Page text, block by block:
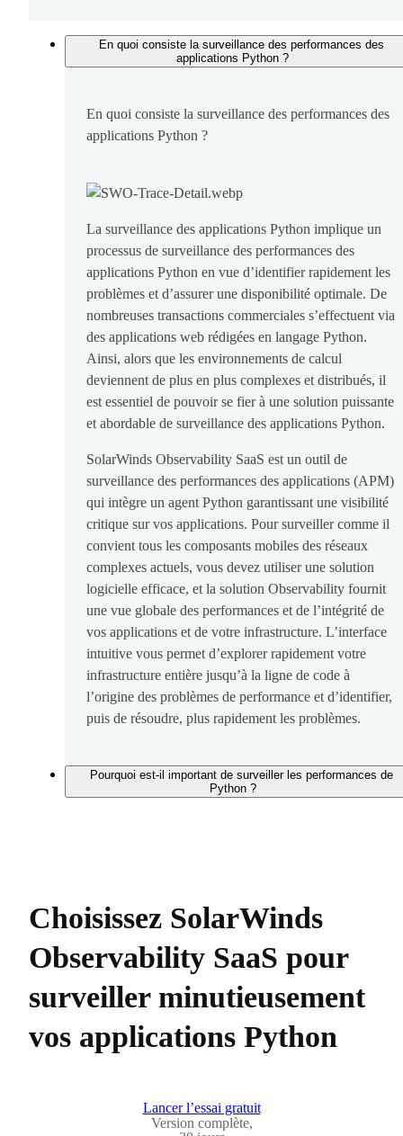
En quoi consiste la surveillance des performances des
applications Python ?
En quoi consiste la surveillance des performances des
applications Python ?
La surveillance des applications Python implique un
processus de surveillance des performances des
applications Python en vue d’identifier rapidement les
problèmes et d’assurer une disponibilité optimale. De
nombreuses transactions commerciales s’effectuent via
des applications web rédigées en langage Python.
Ainsi, alors que les environnements de calcul
deviennent de plus en plus complexes et distribués, il
est essentiel de pouvoir se fier à une solution puissante
et abordable de surveillance des applications Python.
SolarWinds Observability SaaS est un outil de
surveillance des performances des applications (APM)
qui intègre un agent Python garantissant une visibilité
critique sur vos applications. Pour surveiller comme il
convient tous les composants mobiles des réseaux
complexes actuels, vous devez utiliser une solution
logicielle efficace, et la solution Observability fournit
une vue globale des performances et de l’intégrité de
vos applications et de votre infrastructure. L’interface
intuitive vous permet d’explorer rapidement votre
infrastructure entière jusqu’à la ligne de code à
l’origine des problèmes de performance et d’identifier,
puis de résoudre, plus rapidement les problèmes.
Pourquoi est-il important de surveiller les performances de
Python ?
Choisissez SolarWinds
Observability SaaS pour
surveiller minutieusement
vos applications Python
Lancer l’essai gratuit
Version complète,